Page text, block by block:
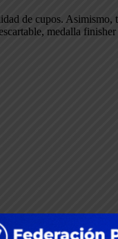
de cupos.
medalla